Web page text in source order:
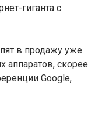
гиганта с
в продажу уже
аппаратов, скорее
Google,